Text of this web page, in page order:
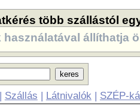
több szállástól
használatával állíthatja
Szállás | Látnivalók | SZÉP-